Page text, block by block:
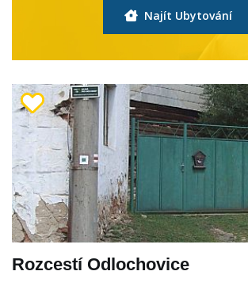
Najít Ubytování
Rozcestí Odlochovice